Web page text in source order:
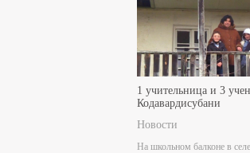
1 учительница и 3
Кодавардисубани
Новости
На школьном балконе в